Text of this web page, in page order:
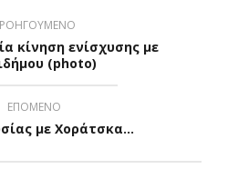
κίνηση ενίσχυσης με
(photo)
ΕΠΟΜΕΝΟ
με Χοράτσκα...